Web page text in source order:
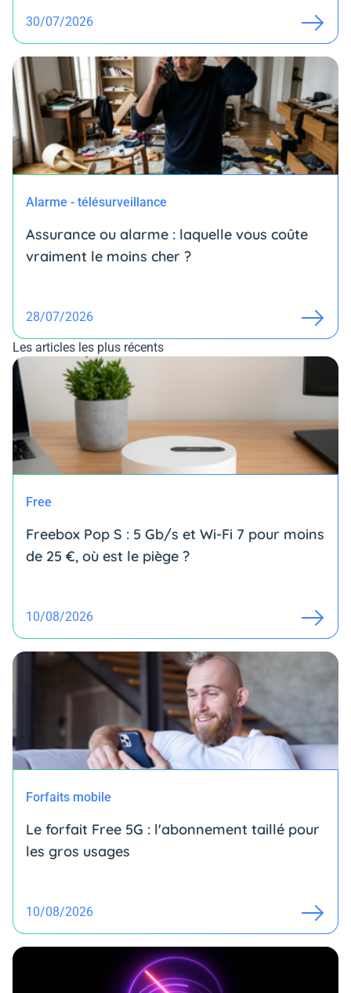
30/07/2026
Alarme - télésurveillance
Assurance ou alarme : laquelle vous coûte
vraiment le moins cher ?
28/07/2026
Les articles les plus récents
Free
Freebox Pop S : 5 Gb/s et Wi-Fi 7 pour moins
de 25 €, où est le piège ?
10/08/2026
Forfaits mobile
Le forfait Free 5G : l'abonnement taillé pour
les gros usages
10/08/2026